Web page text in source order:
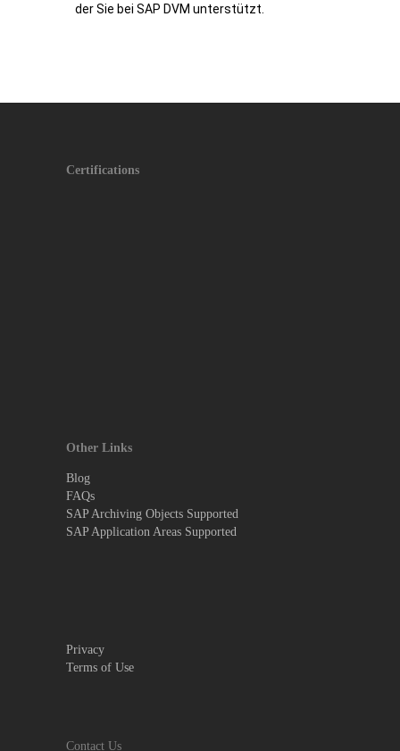
der Sie bei SAP DVM unterstützt.
Certifications
Other Links
Blog
FAQs
SAP Archiving Objects Supported
SAP Application Areas Supported
Privacy
Terms of Use
Contact Us